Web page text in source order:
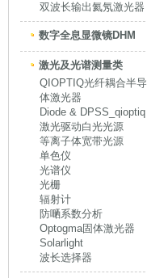
双波长输出氦氖激光器
数字全息显微镜DHM
激光及光谱测量类
QIOPTIQ光纤耦合半导
体激光器
Diode & DPSS_qioptiq
激光驱动白光光源
等离子体宽带光源
单色仪
光谱仪
光栅
辐射计
防嗮系数分析
Optogma固体激光器
Solarlight
波长选择器